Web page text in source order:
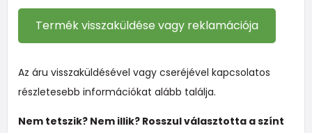
Termék visszaküldése vagy reklamációja
Az áru visszaküldésével vagy cseréjével kapcsolatos
részletesebb információkat alább találja.
Nem tetszik? Nem illik? Rosszul választotta a színt